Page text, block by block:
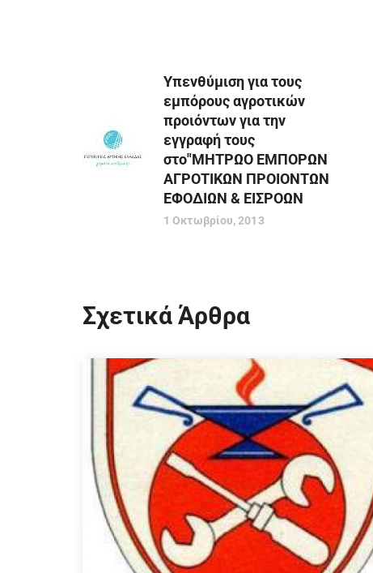
Υπενθύμιση για τους
εμπόρους αγροτικών
προιόντων για την
εγγραφή τους
στο"ΜΗΤΡΩΟ ΕΜΠΟΡΩΝ
ΑΓΡΟΤΙΚΩΝ ΠΡΟΙΟΝΤΩΝ
ΕΦΟΔΙΩΝ & ΕΙΣΡΟΩΝ
1 Οκτωβρίου, 2013
Σχετικά Άρθρα